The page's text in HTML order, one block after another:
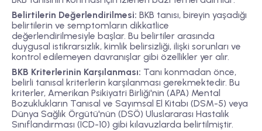
Belirtilerin Değerlendirilmesi: BKB tanısı, bireyin yaşadığı
belirtilerin ve semptomların dikkatlice
değerlendirilmesiyle başlar. Bu belirtiler arasında
duygusal istikrarsızlık, kimlik belirsizliği, ilişki sorunları ve
kontrol edilemeyen davranışlar gibi özellikler yer alır.
BKB Kriterlerinin Karşılanması: Tanı konmadan önce,
belirli tanısal kriterlerin karşılanması gerekmektedir. Bu
kriterler, Amerikan Psikiyatri Birliği'nin (APA) Mental
Bozuklukların Tanısal ve Sayımsal El Kitabı (DSM-5) veya
Dünya Sağlık Örgütü'nün (DSÖ) Uluslararası Hastalık
Sınıflandırması (ICD-10) gibi kılavuzlarda belirtilmiştir.